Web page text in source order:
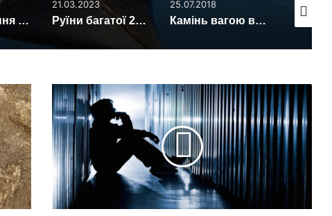
Пророкування вчених та фантастів, які дійсно збулися (фото)
21.03.2023
Руїни багатої 20-кімнатної римської будівлі знайшли у Франції (фото)
25.07.2018
Камінь вагою в 20 тонн ледь не розчавив будинку в Австрії
07.11.2020
Дослідники
виявили
фізичне
джерело
депресії